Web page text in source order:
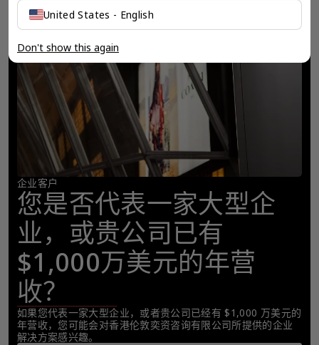
企业客户
您是否代表一家大型企
业，或贵公司已有
$1,000万美元的年营
收？
如果您代表一家大型企业，或者贵公司已经有 $1,000 万美元的
年营收，您可能会对香港伦敦奕资咨询有限公司所提供的企业
解决方案感兴趣。
United States - English
Don't show this again